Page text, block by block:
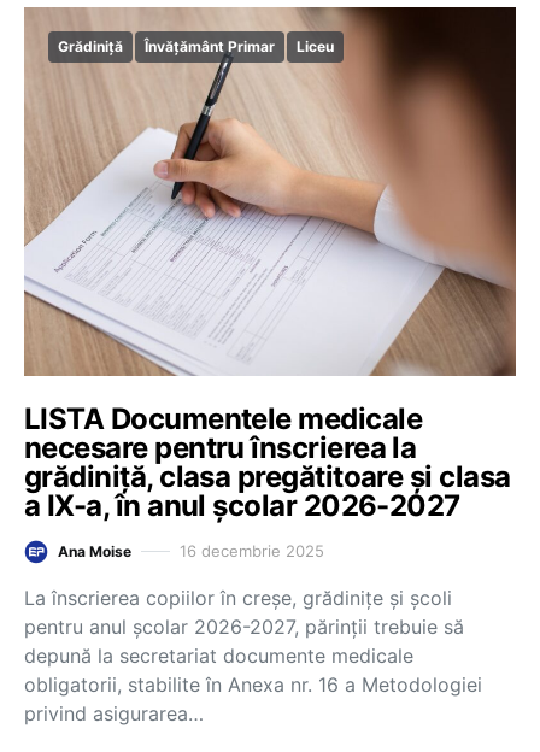
Grădiniță Învățământ Primar Liceu
LISTA Documentele medicale
necesare pentru înscrierea la
grădiniță, clasa pregătitoare și clasa
a IX-a, în anul școlar 2026-2027
Ana Moise 16 decembrie 2025
La înscrierea copiilor în creșe, grădinițe și școli
pentru anul școlar 2026-2027, părinții trebuie să
depună la secretariat documente medicale
obligatorii, stabilite în Anexa nr. 16 a Metodologiei
privind asigurarea…